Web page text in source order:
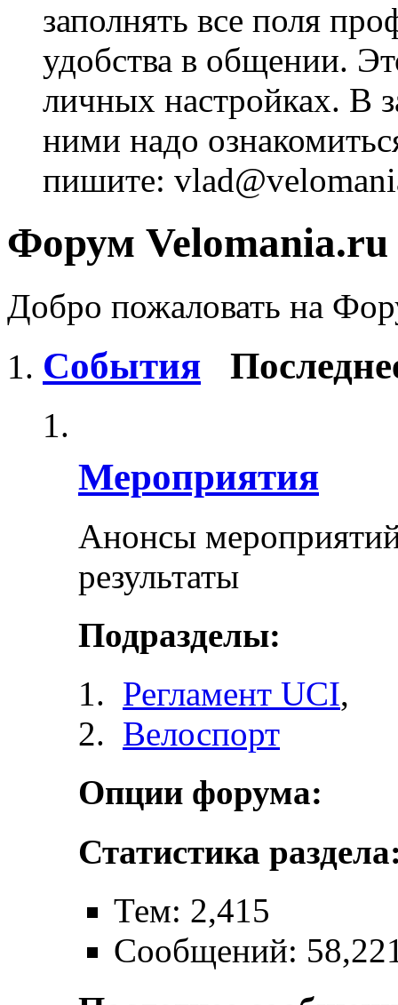
заполнять все поля
удобства в общении.
личных настройках. В
ними надо
пишите:
Форум Velomania.ru
Добро пожаловать на
События
Мероприятия
Анонсы
результаты
Подразделы:
Регламент UCI,
Велоспорт
Опции форума:
Статистика
Тем: 2,415
Сообщений: